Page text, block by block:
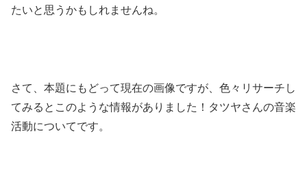
たいと思うかもしれませんね。
さて、本題にもどって現在の画像ですが、色々リサーチし
てみるとこのような情報がありました！タツヤさんの音楽
活動についてです。